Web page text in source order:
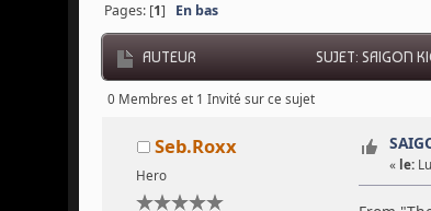
Pages: [1] En bas
AUTEUR SUJET: SAIGON
0 Membres et 1 Invité sur ce sujet
Seb.Roxx
Hero
« le: